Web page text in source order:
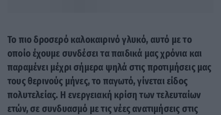
Το πιο δροσερό καλοκαιρινό γλυκό, αυτό με το
οποίο έχουμε συνδέσει τα παιδικά μας χρόνια και
παραμένει μέχρι σήμερα ψηλά στις προτιμήσεις μας
τους θερινούς μήνες, το παγωτό, γίνεται είδος
πολυτελείας. Η ενεργειακή κρίση των τελευταίων
ετών, σε συνδυασμό με τις νέες ανατιμήσεις στις